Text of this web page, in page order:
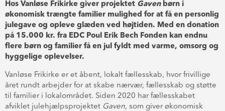
Hos Vanløse Frikirke giver projektet Gavenbørn i
økonomisk trængte familier mulighed for at få en personlig
julegave og opleve glæden ved højtiden. Med en donation
på 15.000 kr. fra EDC Poul Erik Bech Fonden kan endnu
flere børn og familier få en jul fyldt med varme, omsorg og
hyggelige oplevelser.
Vanløse Frikirke er et åbent, lokalt fællesskab, hvor frivillige
året rundt arbejder for at skabe nærvær, fællesskab og støtte
til familier i lokalområdet. Siden 2020 har fællesskabet
afviklet julehjælpsprojektet Gaven, som giver økonomisk